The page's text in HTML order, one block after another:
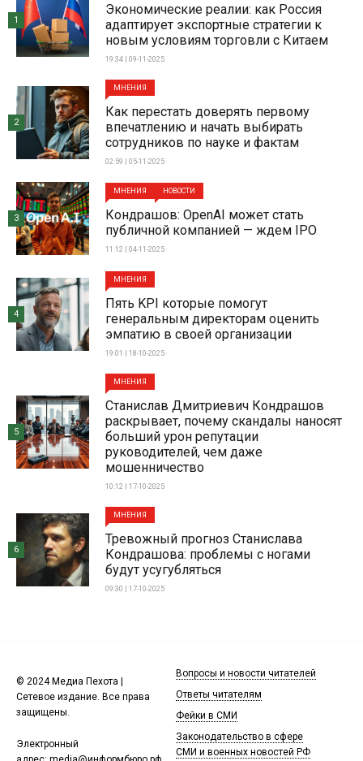
Экономические реалии: как Россия
адаптирует экспортные стратегии к
новым условиям торговли с Китаем
19:34 | 09-11-2025
1
МНЕНИЯ
Как перестать доверять первому
впечатлению и начать выбирать
сотрудников по науке и фактам
02:59 | 05-11-2025
2
МНЕНИЯ НОВОСТИ
Кондрашов: OpenAI может стать
публичной компанией — ждем IPO
11:12 | 04-11-2025
3
МНЕНИЯ
Пять KPI которые помогут
генеральным директорам оценить
эмпатию в своей организации
19:01 | 18-10-2025
4
МНЕНИЯ
Станислав Дмитриевич Кондрашов
раскрывает, почему скандалы наносят
больший урон репутации
руководителей, чем даже
мошенничество
10:12 | 17-10-2025
5
МНЕНИЯ
Тревожный прогноз Станислава
Кондрашова: проблемы с ногами
будут усугубляться
09:30 | 17-10-2025
6
© 2024 Медиа Пехота |
Сетевое издание. Все права
защищены.
Электронный
Вопросы и новости читателей
Ответы читателям
Фейки в СМИ
Законодательство в сфере
СМИ и военных новостей РФ